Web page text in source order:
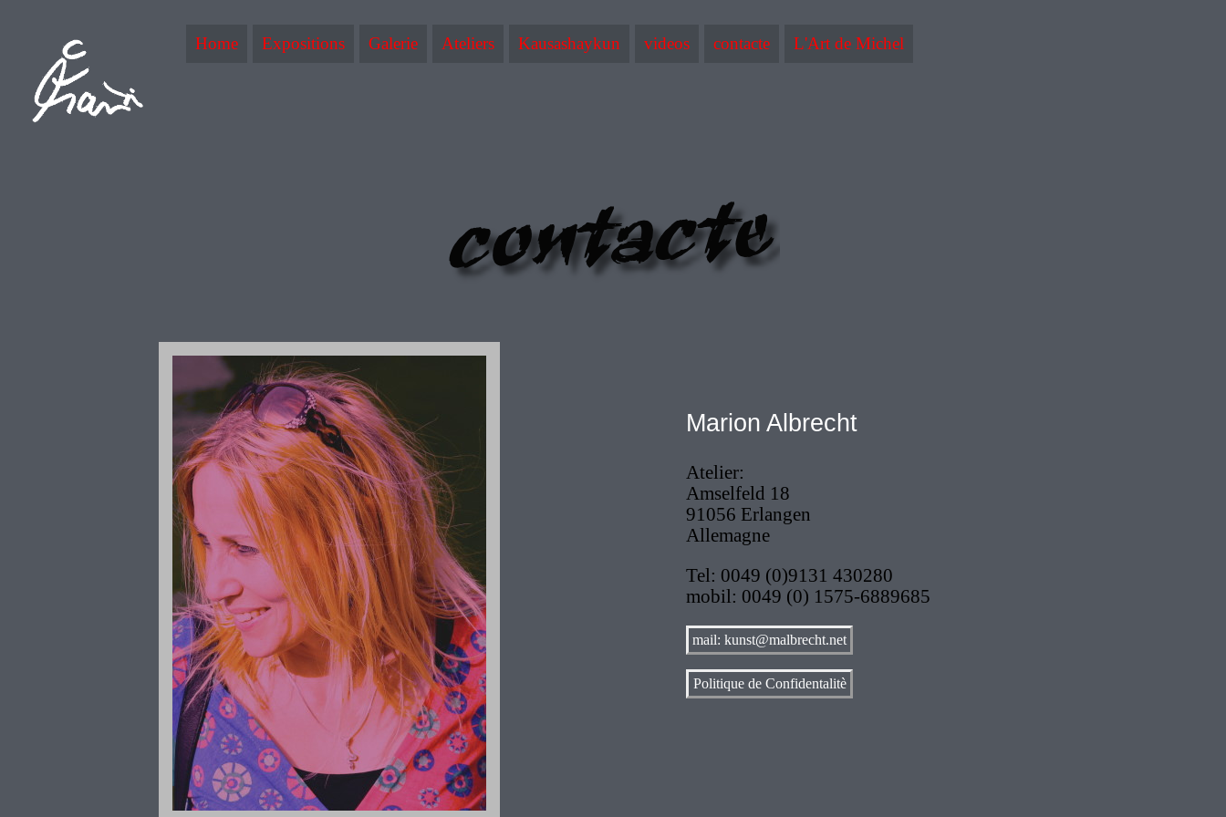
Home Expositions Galerie Ateliers Kausashaykun videos contacte L'Art de Michel
Marion Albrecht
Atelier:
Amselfeld 18
91056 Erlangen
Allemagne
Tel: 0049 (0)9131 430280
mobil: 0049 (0) 1575-6889685
mail: kunst@malbrecht.net
Politique de Confidentalitè